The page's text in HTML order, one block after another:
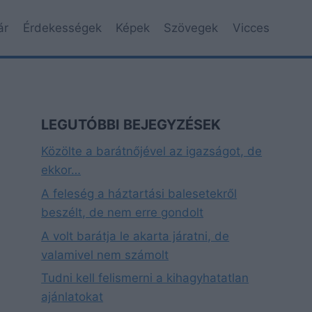
Érdekességek Képek Szövegek Vicces
LEGUTÓBBI BEJEGYZÉSEK
Közölte a barátnőjével az igazságot, de
ekkor…
A feleség a háztartási balesetekről
beszélt, de nem erre gondolt
A volt barátja le akarta járatni, de
valamivel nem számolt
Tudni kell felismerni a kihagyhatatlan
ajánlatokat